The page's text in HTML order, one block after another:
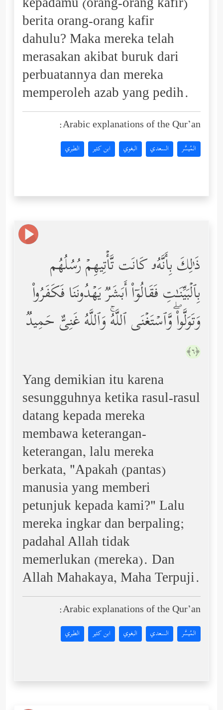
berita orang-orang kafir
dahulu? Maka mereka telah
merasakan akibat buruk dari
perbuatannya dan mereka
memperoleh azab yang pedih.
Arabic explanations of the Qur’an:
المُيسَّر السعدي البغوي ابن كثير الطبري
ذَ ٰ⁠لِكَ بِأَنَّهُۥ كَانَت تَّأۡتِیهِمۡ رُسُلُهُم
بِٱلۡبَیِّنَـٰتِ فَقَالُوۤاْ أَبَشَرࣱ یَهۡدُونَنَا فَكَفَرُواْ
وَتَوَلَّواْۖ وَّٱسۡتَغۡنَى ٱللَّهُۚ وَٱللَّهُ غَنِیٌّ حَمِیدࣱ
﴿٦﴾
Yang demikian itu karena
sesungguhnya ketika rasul-rasul
datang kepada mereka
membawa keterangan-
keterangan, lalu mereka
berkata, "Apakah (pantas)
manusia yang memberi
petunjuk kepada kami?" Lalu
mereka ingkar dan berpaling;
padahal Allah tidak
memerlukan (mereka). Dan
Allah Mahakaya, Maha Terpuji.
Arabic explanations of the Qur’an:
المُيسَّر السعدي البغوي ابن كثير الطبري